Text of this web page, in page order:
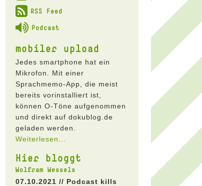
RSS Feed
Podcast
mobiler upload
Jedes smartphone hat ein
Mikrofon. Mit einer
Sprachmemo-App, die meist
bereits vorinstalliert ist,
können O-Töne aufgenommen
und direkt auf dokublog.de
geladen werden.
Weiterlesen...
Hier bloggt
Wolfram Wessels
07.10.2021 // Podcast kills